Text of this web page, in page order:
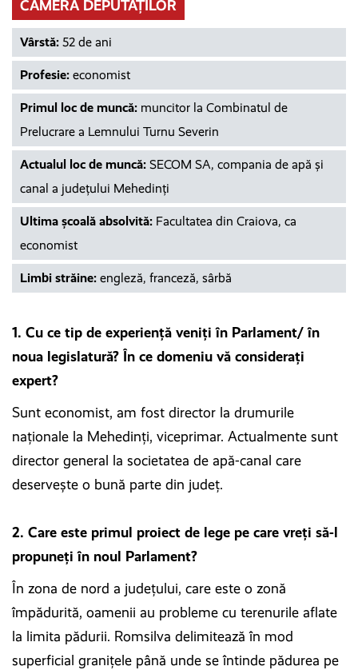
CAMERA DEPUTAȚILOR
Vârstă: 52 de ani
Profesie: economist
Primul loc de muncă: muncitor la Combinatul de
Prelucrare a Lemnului Turnu Severin
Actualul loc de muncă: SECOM SA, compania de apă și
canal a județului Mehedinți
Ultima școală absolvită: Facultatea din Craiova, ca
economist
Limbi străine: engleză, franceză, sârbă
1. Cu ce tip de experiență veniți în Parlament/ în
noua legislatură? În ce domeniu vă considerați
expert?
Sunt economist, am fost director la drumurile
naționale la Mehedinți, viceprimar. Actualmente sunt
director general la societatea de apă-canal care
deservește o bună parte din județ.
2. Care este primul proiect de lege pe care vreți să-l
propuneți în noul Parlament?
În zona de nord a județului, care este o zonă
împădurită, oamenii au probleme cu terenurile aflate
la limita pădurii. Romsilva delimitează în mod
superficial granițele până unde se întinde pădurea pe